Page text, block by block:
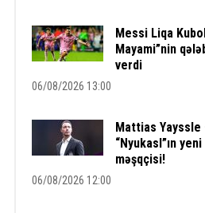
Messi Liqa
Mayami”nin
verdi
06/08/2026 13:00
Mattias Yayssle
“Nyukasl”ın
məşqçisi!
06/08/2026 12:00